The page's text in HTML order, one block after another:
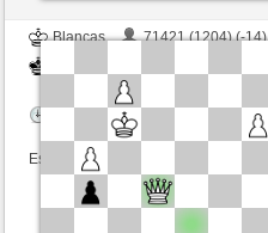
Blancas
71421 (1204) (-14)
Picchio73 (1242)
Tiempo: 8 minutes/side + 8
Esta partida es por puntos